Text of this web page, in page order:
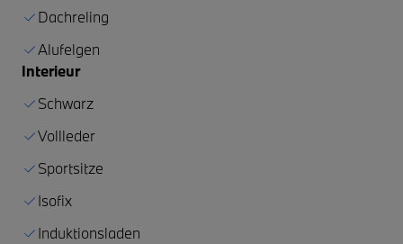
Dachreling
Alufelgen
Interieur
Schwarz
Vollleder
Sportsitze
Isofix
Induktionsladen